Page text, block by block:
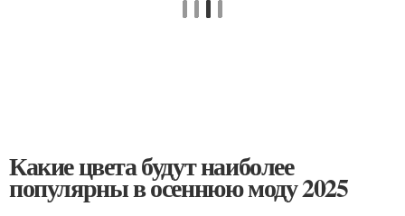
Какие цвета будут наиболее
популярны в осеннюю моду 2025